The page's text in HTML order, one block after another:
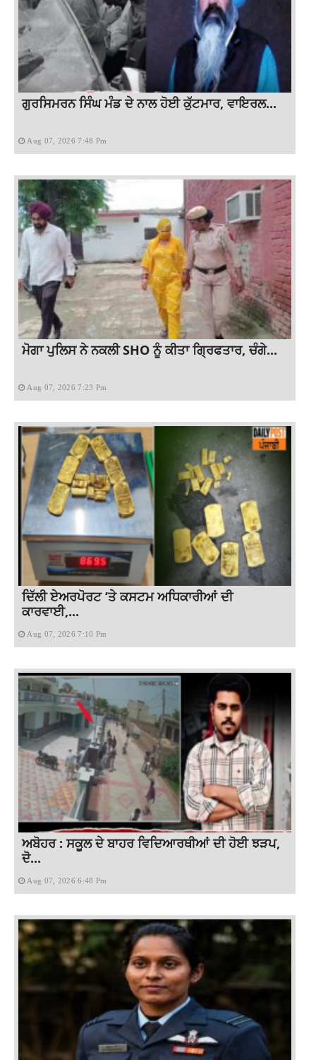
ਗੁਰਸਿਮਰਨ ਸਿੰਘ ਮੰਡ ਦੇ ਨਾਲ ਹੋਈ ਕੁੱਟਮਾਰ, ਵਾਇਰਲ...
Aug 07, 2026 7:48 Pm
ਮੋਗਾ ਪੁਲਿਸ ਨੇ ਨਕਲੀ SHO ਨੂੰ ਕੀਤਾ ਗ੍ਰਿਫਤਾਰ, ਚੰਗੇ...
Aug 07, 2026 7:23 Pm
ਦਿੱਲੀ ਏਅਰਪੋਰਟ ‘ਤੇ ਕਸਟਮ ਅਧਿਕਾਰੀਆਂ ਦੀ
ਕਾਰਵਾਈ,...
Aug 07, 2026 7:10 Pm
ਅਬੋਹਰ : ਸਕੂਲ ਦੇ ਬਾਹਰ ਵਿਦਿਆਰਥੀਆਂ ਦੀ ਹੋਈ ਝੜਪ,
ਦੋ...
Aug 07, 2026 6:48 Pm